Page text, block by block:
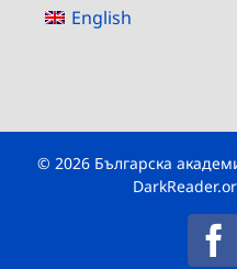
English
© 2026 Българска